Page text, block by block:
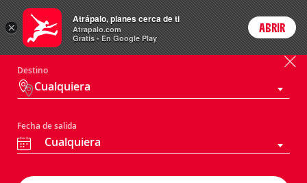
Paquetes Precios enPeso
ARSCambiar moneda
Login
Destino
Cualquiera
Fecha de salida
Cualquiera
×
Atrápalo, planes cerca de ti
Atrapalo.com
Gratis - En Google Play
ABRIR